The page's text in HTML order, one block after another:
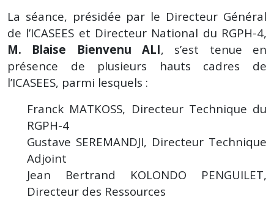
La séance, présidée par le Directeur Général
de l’ICASEES et Directeur National du RGPH-4,
M. Blaise Bienvenu ALI, s’est tenue en
présence de plusieurs hauts cadres de
l’ICASEES, parmi lesquels :
Franck MATKOSS, Directeur Technique du
RGPH-4
Gustave SEREMANDJI, Directeur Technique
Adjoint
Jean Bertrand KOLONDO PENGUILET,
Directeur des Ressources